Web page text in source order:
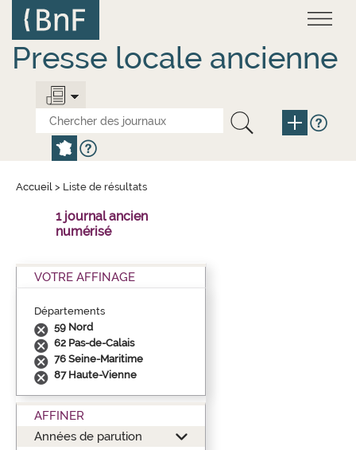
contenu
principal
Presse locale ancienne
Accueil > Liste de résultats
1 journal ancien
numérisé
VOTRE AFFINAGE
Départements
59 Nord
62 Pas-de-Calais
76 Seine-Maritime
87 Haute-Vienne
AFFINER
Années de parution
Panneau de gestion des cookies